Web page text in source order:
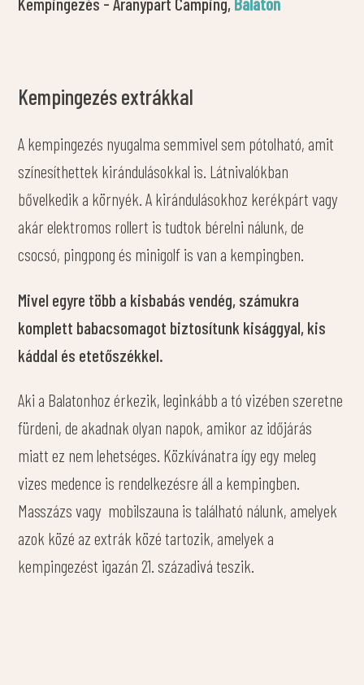
Kempingezés extrákkal
A kempingezés nyugalma semmivel sem pótolható, amit
színesíthettek kirándulásokkal is. Látnivalókban
bővelkedik a környék. A kirándulásokhoz kerékpárt vagy
akár elektromos rollert is tudtok bérelni nálunk, de
csocsó, pingpong és minigolf is van a kempingben.
Mivel egyre több a kisbabás vendég, számukra
komplett babacsomagot biztosítunk kisággyal, kis
káddal és etetőszékkel.
Aki a Balatonhoz érkezik, leginkább a tó vizében szeretne
fürdeni, de akadnak olyan napok, amikor az időjárás
miatt ez nem lehetséges. Közkívánatra így egy meleg
vizes medence is rendelkezésre áll a kempingben.
Masszázs vagy mobilszauna is található nálunk, amelyek
azok közé az extrák közé tartozik, amelyek a
kempingezést igazán 21. századivá teszik.